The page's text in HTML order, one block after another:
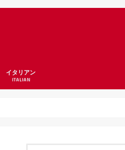
イタリアン
ITALIAN